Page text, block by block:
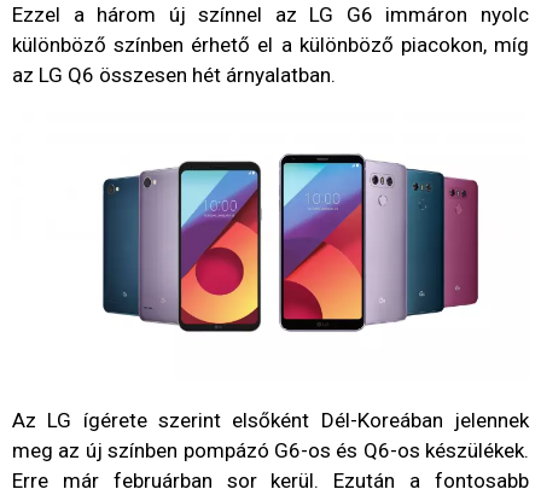
Ezzel a három új színnel az LG G6 immáron nyolc
különböző színben érhető el a különböző piacokon, míg
az LG Q6 összesen hét árnyalatban.
Az LG ígérete szerint elsőként Dél-Koreában jelennek
meg az új színben pompázó G6-os és Q6-os készülékek.
Erre már februárban sor kerül. Ezután a fontosabb